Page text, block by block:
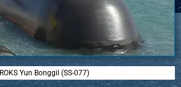
ROKS Yun Bonggil (SS-077)